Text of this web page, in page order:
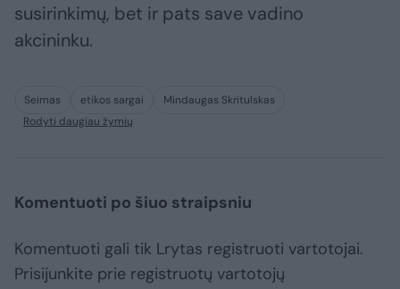
susirinkimų, bet ir pats save vadino
akcininku.
Seimas etikos sargai
Mindaugas Skritulskas
Rodyti daugiau žymių
Komentuoti po šiuo straipsniu
Komentuoti gali tik Lrytas registruoti vartotojai.
Prisijunkite prie registruotų vartotojų